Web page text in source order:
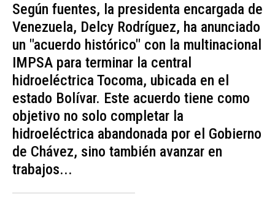
Según fuentes, la presidenta encargada de
Venezuela, Delcy Rodríguez, ha anunciado
un "acuerdo histórico" con la multinacional
IMPSA para terminar la central
hidroeléctrica Tocoma, ubicada en el
estado Bolívar. Este acuerdo tiene como
objetivo no solo completar la
hidroeléctrica abandonada por el Gobierno
de Chávez, sino también avanzar en
trabajos...